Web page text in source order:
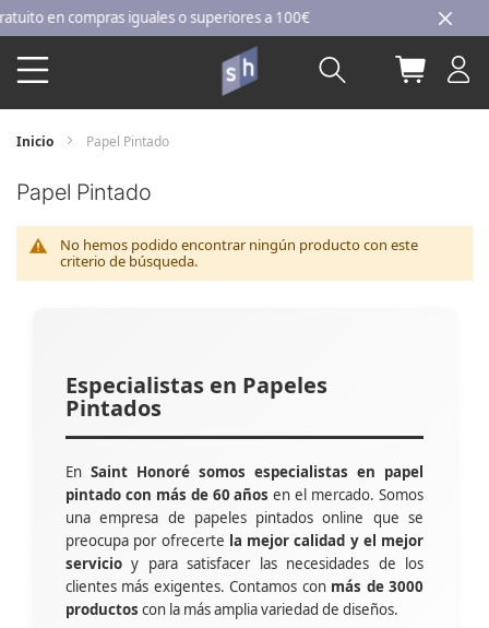
Ir
al
contenido
en compras iguales o superiores a 100€
Buscar Mi
Inicio Papel Pintado
Papel Pintado
No hemos podido encontrar ningún producto con este
criterio de búsqueda.
Especialistas en Papeles
Pintados
En Saint Honoré somos especialistas en papel
pintado con más de 60 años en el mercado. Somos
una empresa de papeles pintados online que se
preocupa por ofrecerte la mejor calidad y el mejor
servicio y para satisfacer las necesidades de los
clientes más exigentes. Contamos con más de 3000
productos con la más amplia variedad de diseños.